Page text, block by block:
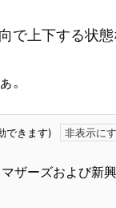
で上下する状
。
できます)
ザーズおよび新